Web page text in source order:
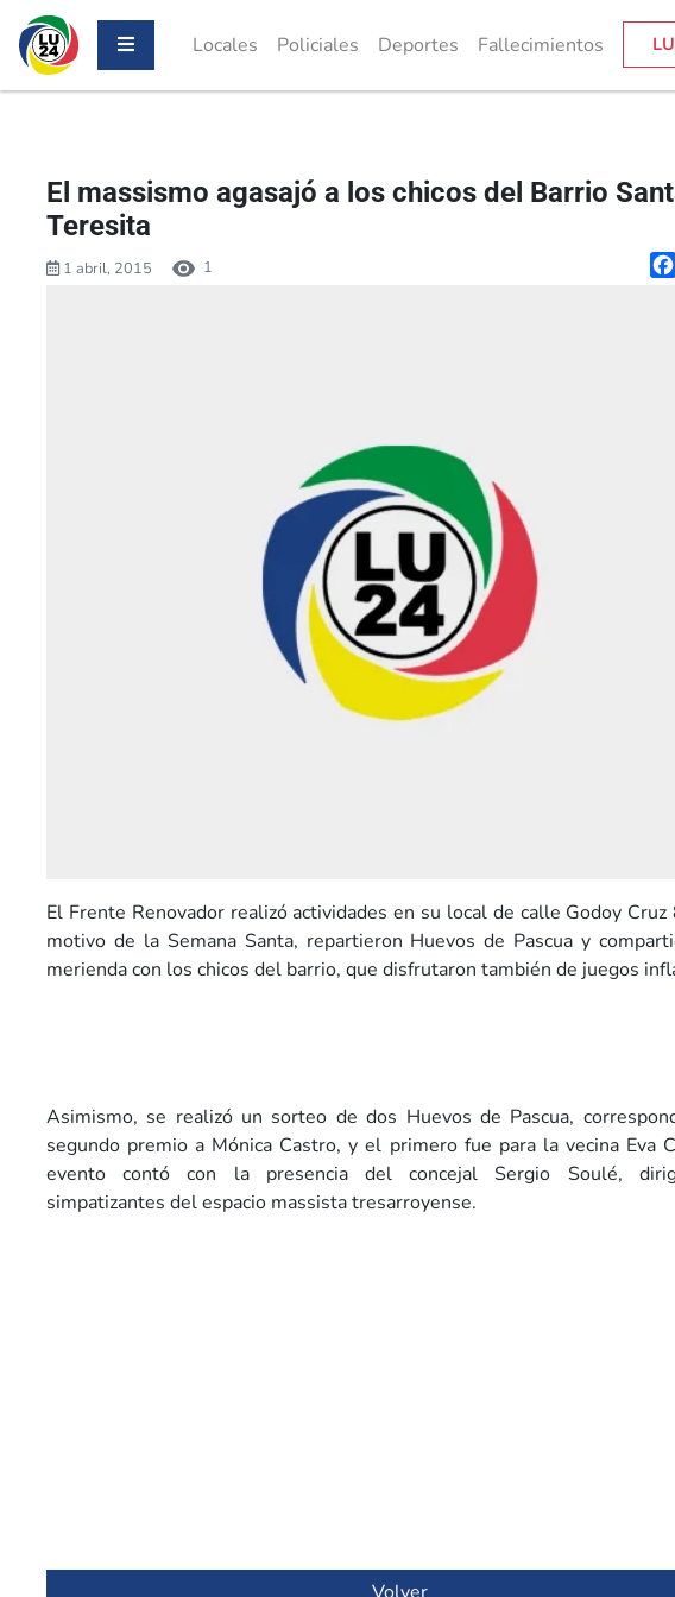
Locales Policiales Deportes Fallecimientos
El massismo agasajó a los chicos del Barrio
Teresita
1 abril, 2015 1
El Frente Renovador realizó actividades en su local de calle Godoy Cruz
motivo de la Semana Santa, repartieron Huevos de Pascua y
merienda con los chicos del barrio, que disfrutaron también de juegos
Asimismo, se realizó un sorteo de dos Huevos de Pascua,
segundo premio a Mónica Castro, y el primero fue para la vecina Eva
evento contó con la presencia del concejal Sergio Soulé,
simpatizantes del espacio massista tresarroyense.